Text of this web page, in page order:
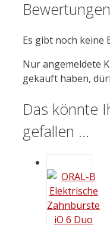
Bewertungen
Es gibt noch keine
Nur angemeldete
gekauft haben,
Das könnte
gefallen …